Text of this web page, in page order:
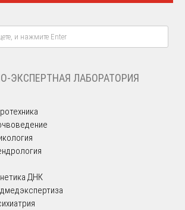
ЭКСПЕРТНАЯ ЛАБОРАТОРИЯ
ДНК